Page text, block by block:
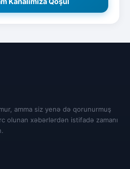
amma siz yenə də qorunurmuş
olunan xəbərlərdən istifadə zamanı